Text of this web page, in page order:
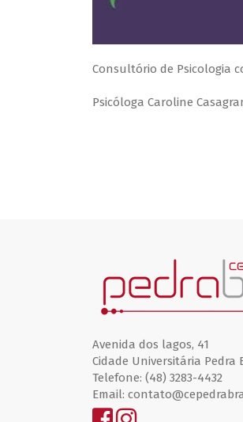
Consultório de Psicologia
Psicóloga Caroline
Avenida dos lagos, 41
Cidade Universitária Pedra
Telefone: (48) 3283-4432
Email: